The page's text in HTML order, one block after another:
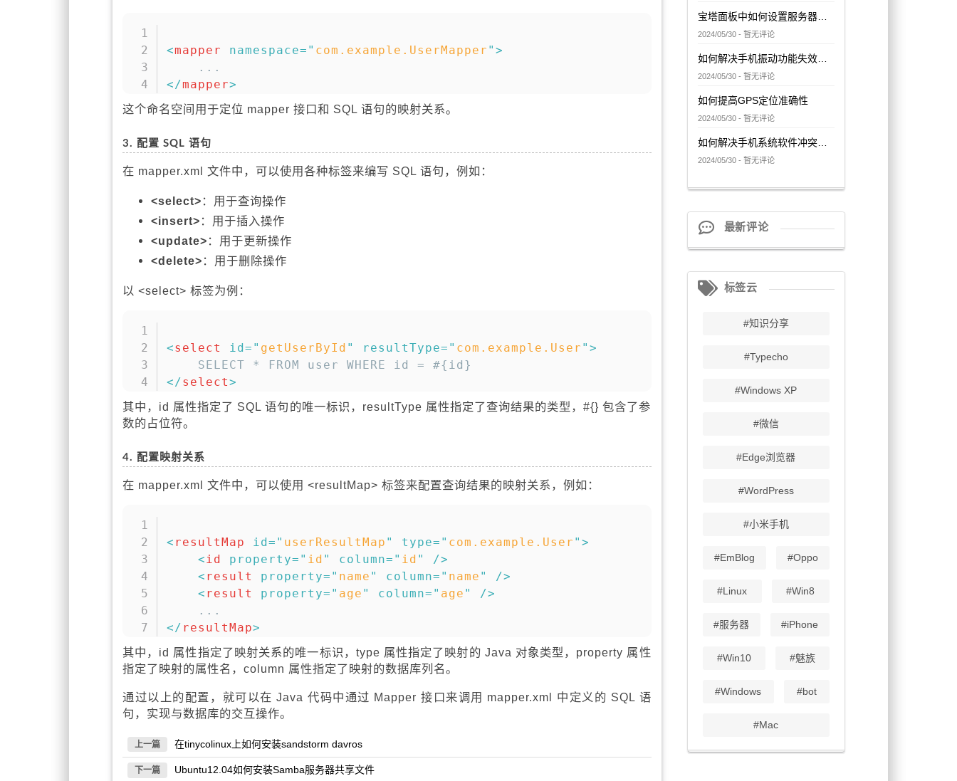
<mapper namespace= " com.example.UserMapper ">
</mapper>
这个命名空间用于定位 mapper 接口和 SQL 语句的映射关系。
3. 配置 SQL 语句
在 mapper.xml 文件中，可以使用各种标签来编写 SQL 语句，例如：
<select> ：用于查询操作
<insert> ：用于插入操作
<update> ：用于更新操作
<delete> ：用于删除操作
以 <select> 标签为例：
<select id= " getUserById " resultType= " com.example.User ">
</select>
其中，id 属性指定了 SQL 语句的唯一标识，resultType 属性指定了查询结果的类型，#{} 包含了参
数的占位符。
4. 配置映射关系
在 mapper.xml 文件中，可以使用 <resultMap> 标签来配置查询结果的映射关系，例如：
< resultMap id= " userResultMap " type= " com.example.User ">
< id property= " id " column= " id "
/>
< result property= " name " column= " name "
/>
< result property= " age " column= " age "
/>
</ resultMap>
其中，id 属性指定了映射关系的唯一标识，type 属性指定了映射的 Java 对象类型，property 属性
指定了映射的属性名，column 属性指定了映射的数据库列名。
通过以上的配置，就可以在 Java 代码中通过 Mapper 接口来调用 mapper.xml 中定义的 SQL 语
句，实现与数据库的交互操作。
上一篇 在tinycolinux上如何安装sandstorm davros
下一篇 Ubuntu12.04如何安装Samba服务器共享文件
宝塔面板中如何设置服务器的网络访问控制
2024/05/30 - 暂无评论
如何解决手机振动功能失效问题
2024/05/30 - 暂无评论
如何提高GPS定位准确性
2024/05/30 - 暂无评论
如何解决手机系统软件冲突问题
2024/05/30 - 暂无评论
最新评论
标签云
#知识分享
#Typecho
#Windows XP
#微信
#Edge浏览器
#WordPress
#小米手机
#EmBlog #Oppo
#Linux #Win8
#服务器 #iPhone
#Win10 #魅族
#Windows #bot
#Mac